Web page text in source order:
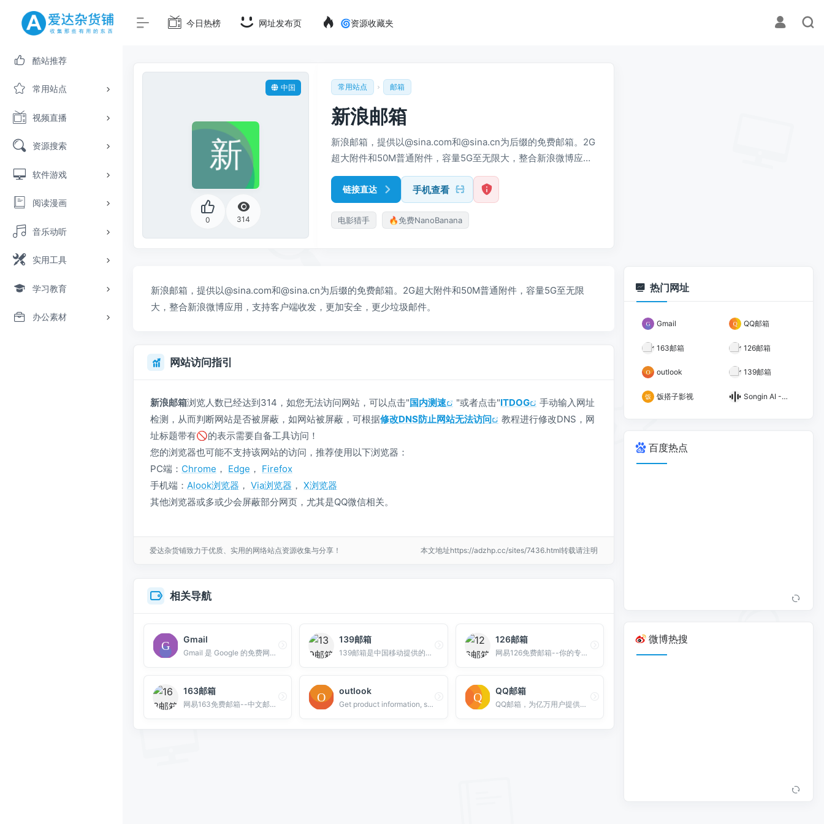
酷站推荐
常用站点
视频直播
资源搜索
软件游戏
阅读漫画
音乐动听
实用工具
学习教育
办公素材
今日热榜 网址发布页 🌀资源收藏夹
中国
0 314
常用站点 邮箱
新浪邮箱
新浪邮箱，提供以@sina.com和@sina.cn为后缀的免费邮箱。2G
超大附件和50M普通附件，容量5G至无限大，整合新浪微博应
用，支持客户端收发，更加安全，更少垃圾邮件。
链接直达 手机查看
电影猎手 🔥免费NanoBanana
新浪邮箱，提供以@sina.com和@sina.cn为后缀的免费邮箱。2G超大附件和50M普通附件，容量5G至无限
大，整合新浪微博应用，支持客户端收发，更加安全，更少垃圾邮件。
网站访问指引
新浪邮箱浏览人数已经达到314，如您无法访问网站，可以点击"国内测速 "或者点击"ITDOG
手动输入网址
检测，从而判断网站是否被屏蔽，如网站被屏蔽，可根据修改DNS防止网站无法访问
教程进行修改DNS，网
址标题带有🚫的表示需要自备工具访问！
您的浏览器也可能不支持该网站的访问，推荐使用以下浏览器：
PC端： Chrome ， Edge ， Firefox
手机端： Alook浏览器 ， Via浏览器 ， X浏览器
其他浏览器或多或少会屏蔽部分网页，尤其是QQ微信相关。
爱达杂货铺致力于优质、实用的网络站点资源收集与分享！ 本文地址https://adzhp.cc/sites/7436.html转载请注明
相关导航
Gmail
Gmail 是 Google 的免费网络邮件服务。
139邮箱
139邮箱是中国移动提供的电子邮件业务，以手机号@139.com作为邮箱地址，来邮短信及时提醒,同时提供WEB、WAP、短彩信、APP等多种方式，随时随地收发邮件
126邮箱
网易126免费邮箱--你的专业电子邮局。14年邮箱运营经验，系统快速稳定，垃圾邮件拦截率超过98%，邮箱容量自动翻倍，支持高达3G超大附件，提供免费网盘及手机号码邮箱服务。
163邮箱
网易163免费邮箱--中文邮箱第一品牌。容量自动翻倍，支持50兆附件,免费开通手机号码邮箱赠送3G超大附件服务。支持各种客户端软件收发，垃圾邮件拦截率超过98%。
outlook
Get product information, support, and news from Microsoft.
QQ邮箱
QQ邮箱，为亿万用户提供高效稳定便捷的电子邮件服务。你可以在电脑网页、iOS/iPad客户端、及Android客户端上使用它，通过邮件发送3G的超大附件，体验文件中转站、日历、记事本、漂流瓶等特色功能。QQ邮箱，常联系。
热门网址
Gmail QQ邮箱
163邮箱 126邮箱
outlook 139邮箱
饭搭子影视 Songin AI -颂音AI
百度热点
微博热搜